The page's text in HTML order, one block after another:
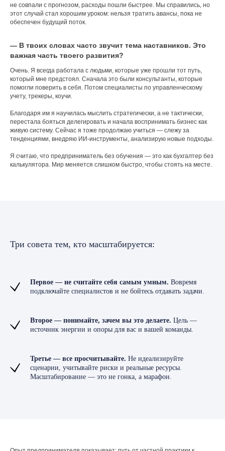
не совпали с прогнозом, расходы пошли быстрее. Мы справились, но
этот случай стал хорошим уроком: нельзя тратить авансы, пока не
обеспечен будущий поток.
— В твоих словах часто звучит тема наставников. Это
важная часть твоего развития?
Очень. Я всегда работала с людьми, которые уже прошли тот путь,
который мне предстоял. Сначала это были консультанты, которые
помогли поверить в себя. Потом специалисты по управленческому
учету, трекеры, коучи.
Благодаря им я научилась мыслить стратегически, а не тактически,
перестала бояться делегировать и начала воспринимать бизнес как
живую систему. Сейчас я тоже продолжаю учиться — слежу за
тенденциями, внедряю ИИ-инструменты, анализирую новые подходы.
Я считаю, что предприниматель без обучения — это как бухгалтер без
калькулятора. Мир меняется слишком быстро, чтобы стоять на месте.
Три совета тем, кто масштабируется:
Первое — не считайте себя самым умным. Вовремя
подключайте специалистов и не бойтесь отдавать задачи.
Второе — понимайте, зачем вы это делаете. Цель —
источник энергии и опоры для вас и вашей команды.
Третье — все просчитывайте. Не идеализируйте
сценарии, учитывайте риски и реальные ресурсы.
Масштабирование — это не гонка, а марафон.
fin.dire@yandex.ru
+7 (993) 188-01-46
Ваше имя
Телефон
Отправить
ПН-ПТ: 9:00 - 18:00 по Москве
Есть вопросы? Свяжитесь с нами и мы
предложим лучшее решение
Заказать
обратный звонок